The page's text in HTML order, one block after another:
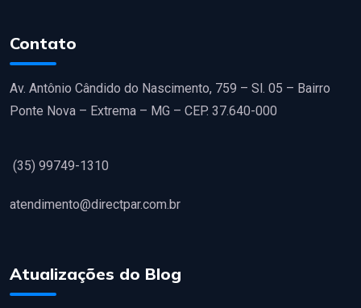
Contato
Av. Antônio Cândido do Nascimento, 759 – Sl. 05 – Bairro
Ponte Nova – Extrema – MG – CEP. 37.640-000
(35) 99749-1310
atendimento@directpar.com.br
Atualizações do Blog